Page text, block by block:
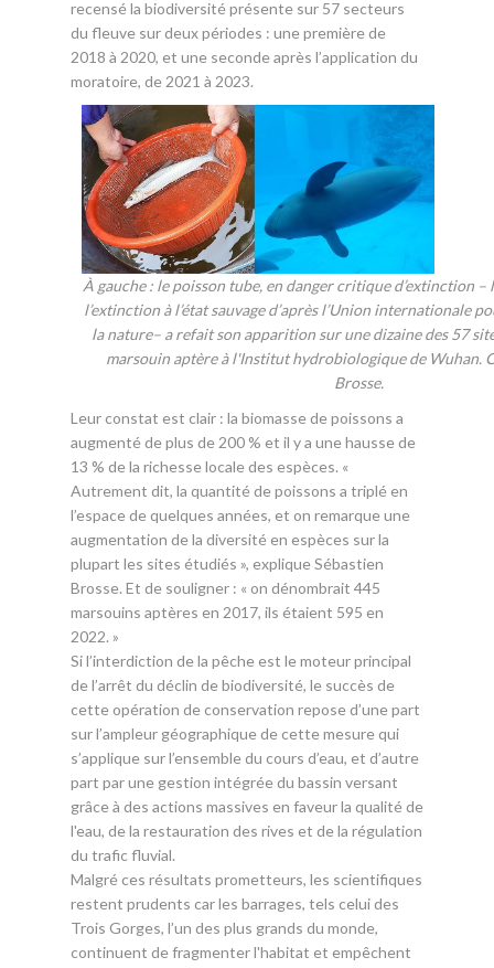
recensé la biodiversité présente sur 57 secteurs
du fleuve sur deux périodes : une première de
2018 à 2020, et une seconde après l’application du
moratoire, de 2021 à 2023.
À gauche : le poisson tube, en danger critique d’extinction –
l’extinction à l’état sauvage d’après l’Union internationale
la nature– a refait son apparition sur une dizaine des 57
marsouin aptère à l'Institut hydrobiologique de Wuhan.
Brosse.
Leur constat est clair : la biomasse de poissons a
augmenté de plus de 200 % et il y a une hausse de
13 % de la richesse locale des espèces. «
Autrement dit, la quantité de poissons a triplé en
l’espace de quelques années, et on remarque une
augmentation de la diversité en espèces sur la
plupart les sites étudiés », explique Sébastien
Brosse. Et de souligner : « on dénombrait 445
marsouins aptères en 2017, ils étaient 595 en
2022. »
Si l’interdiction de la pêche est le moteur principal
de l’arrêt du déclin de biodiversité, le succès de
cette opération de conservation repose d’une part
sur l’ampleur géographique de cette mesure qui
s’applique sur l’ensemble du cours d’eau, et d’autre
part par une gestion intégrée du bassin versant
grâce à des actions massives en faveur la qualité de
l'eau, de la restauration des rives et de la régulation
du trafic fluvial.
Malgré ces résultats prometteurs, les scientifiques
restent prudents car les barrages, tels celui des
Trois Gorges, l’un des plus grands du monde,
continuent de fragmenter l'habitat et empêchent